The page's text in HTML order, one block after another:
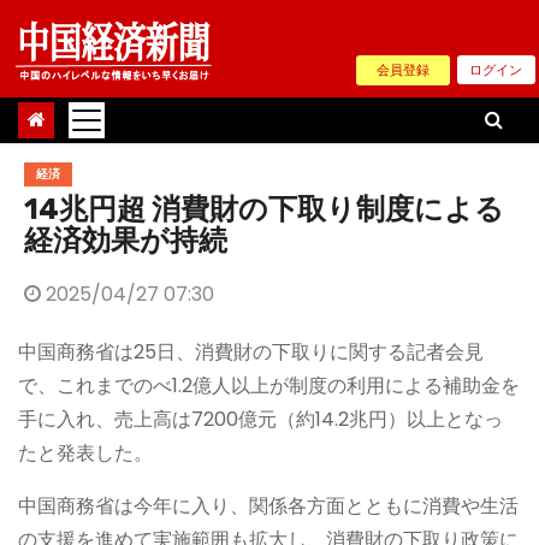
Skip
content
会員登録 ログイン
経済
14兆円超 消費財の下取り制度による
経済効果が持続
2025/04/27 07:30
中国商務省は25日、消費財の下取りに関する記者会見
で、これまでのべ1.2億人以上が制度の利用による補助金を
手に入れ、売上高は7200億元（約14.2兆円）以上となっ
たと発表した。
中国商務省は今年に入り、関係各方面とともに消費や生活
の支援を進めて実施範囲も拡大し、消費財の下取り政策に